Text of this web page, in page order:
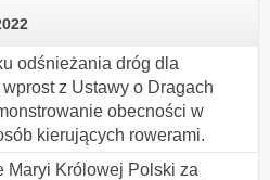
odśnieżania dróg dla
z Ustawy o Dragach
obecności w
kierujących rowerami.
Maryi Królowej Polski za